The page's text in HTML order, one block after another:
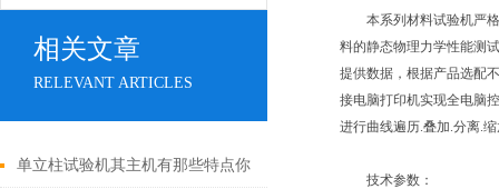
相关文章
RELEVANT ARTICLES
单立柱试验机其主机有那些特点你
本系列材料试验机严格
料的静态物理力学性能测
提供数据，根据产品选配
接电脑打印机实现全电脑
进行曲线遍历.叠加.分离.
技术参数：